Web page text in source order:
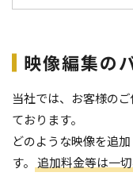
映像編集の
当社では、お客様の
ております。
どのような映像を追
す。 追加料金等は一